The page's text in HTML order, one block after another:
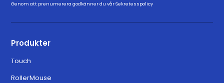
Genom att prenumerera godkänner du vårSekretesspolicy
Produkter
Touch
RollerMouse